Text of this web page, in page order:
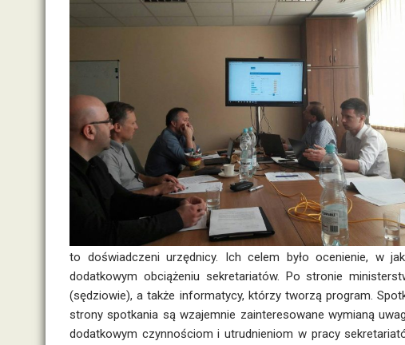
to doświadczeni urzędnicy. Ich celem było ocenienie, w
dodatkowym obciążeniu sekretariatów. Po stronie
(sędziowie), a także informatycy, którzy tworzą program.
strony spotkania są wzajemnie zainteresowane wymianą
dodatkowym czynnościom i utrudnieniom w pracy